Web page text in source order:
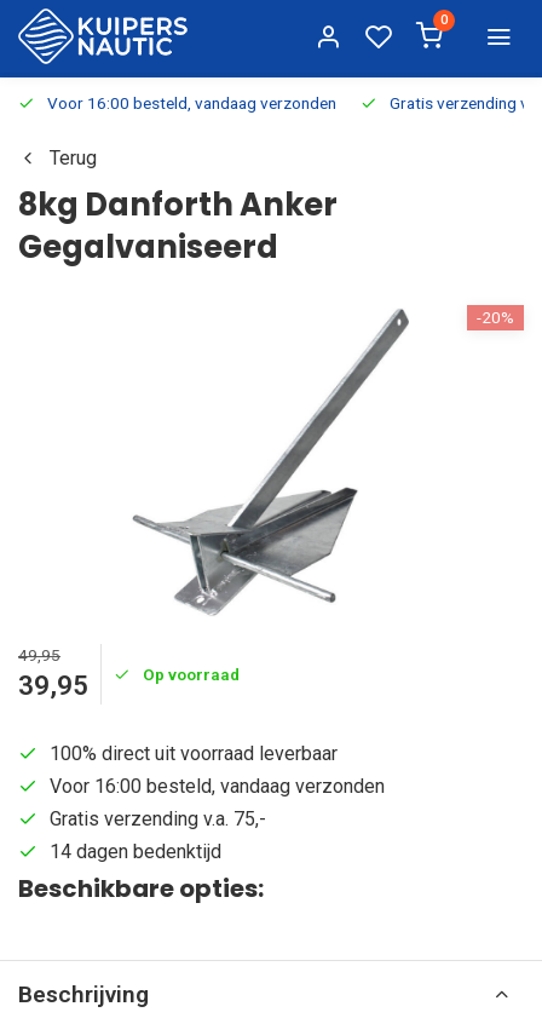
0
Voor 16:00 besteld, vandaag verzonden Gratis verzending
Terug
8kg Danforth Anker
Gegalvaniseerd
-20%
49,95
39,95 Op voorraad
100% direct uit voorraad leverbaar
Voor 16:00 besteld, vandaag verzonden
Gratis verzending v.a. 75,-
14 dagen bedenktijd
Beschikbare opties:
Beschrijving